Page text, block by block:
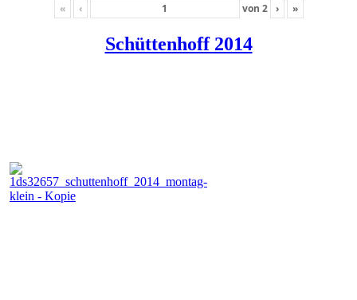
«
‹ von 2 › »
Schüttenhoff 2014